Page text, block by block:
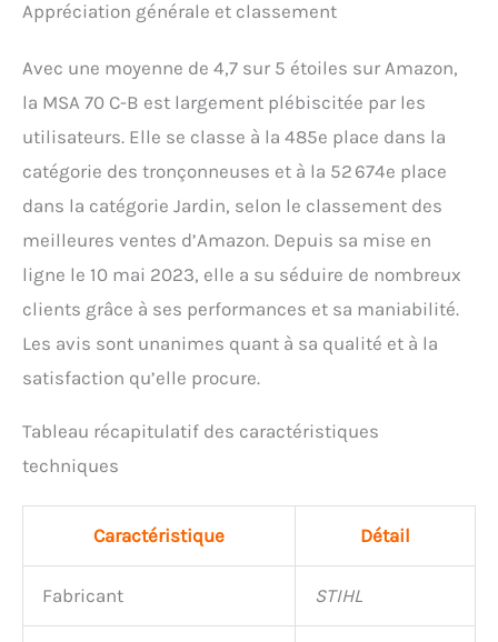
Appréciation générale et classement
Avec une moyenne de 4,7 sur 5 étoiles sur Amazon,
la MSA 70 C-B est largement plébiscitée par les
utilisateurs. Elle se classe à la 485e place dans la
catégorie des tronçonneuses et à la 52 674e place
dans la catégorie Jardin, selon le classement des
meilleures ventes d’Amazon. Depuis sa mise en
ligne le 10 mai 2023, elle a su séduire de nombreux
clients grâce à ses performances et sa maniabilité.
Les avis sont unanimes quant à sa qualité et à la
satisfaction qu’elle procure.
Tableau récapitulatif des caractéristiques
techniques
Caractéristique Détail
Fabricant STIHL